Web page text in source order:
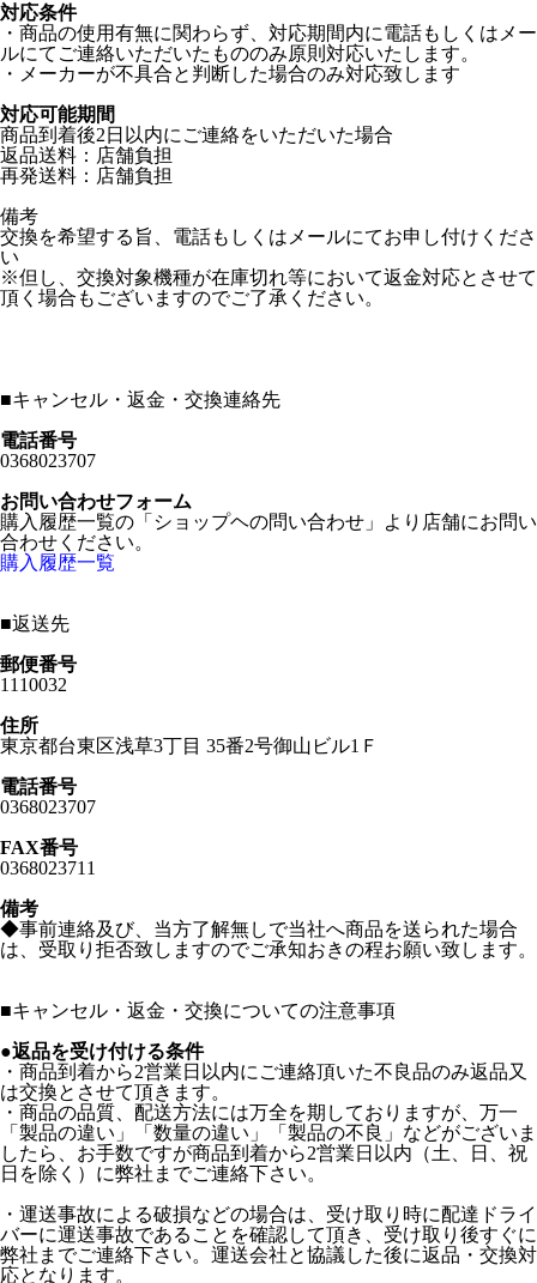
対応条件
・商品の使用有無に関わらず、対応期間内に電話もしくはメー
ルにてご連絡いただいたもののみ原則対応いたします。
・メーカーが不具合と判断した場合のみ対応致します
対応可能期間
商品到着後2日以内にご連絡をいただいた場合
返品送料：店舗負担
再発送料：店舗負担
備考
交換を希望する旨、電話もしくはメールにてお申し付けくださ
い
※但し、交換対象機種が在庫切れ等において返金対応とさせて
頂く場合もございますのでご了承ください。
■キャンセル・返金・交換連絡先
電話番号
0368023707
お問い合わせフォーム
購入履歴一覧の「ショップヘの問い合わせ」より店舗にお問い
合わせください。
購入履歴一覧
■返送先
郵便番号
1110032
住所
東京都台東区浅草3丁目 35番2号御山ビル1Ｆ
電話番号
0368023707
FAX番号
0368023711
備考
◆事前連絡及び、当方了解無しで当社へ商品を送られた場合
は、受取り拒否致しますのでご承知おきの程お願い致します。
■キャンセル・返金・交換についての注意事項
●返品を受け付ける条件
・商品到着から2営業日以内にご連絡頂いた不良品のみ返品又
は交換とさせて頂きます。
・商品の品質、配送方法には万全を期しておりますが、万一
「製品の違い」「数量の違い」「製品の不良」などがございま
したら、お手数ですが商品到着から2営業日以内（土、日、祝
日を除く）に弊社までご連絡下さい。
・運送事故による破損などの場合は、受け取り時に配達ドライ
バーに運送事故であることを確認して頂き、受け取り後すぐに
弊社までご連絡下さい。運送会社と協議した後に返品・交換対
応となります。